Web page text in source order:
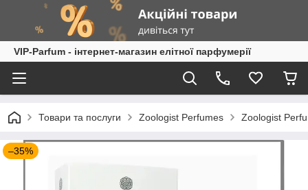
VIP-Parfum - інтернет-магазин елітної парфумерії
Товари та послуги Zoologist Perfumes Zoologist
–35%